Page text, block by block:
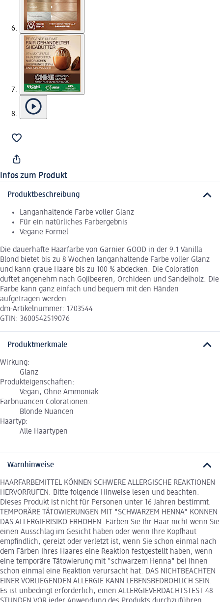
Infos zum Produkt
Produktbeschreibung
Langanhaltende Farbe voller Glanz
Für ein natürliches Farbergebnis
Vegane Formel
Die dauerhafte Haarfarbe von Garnier GOOD in der 9.1 Vanilla
Blond bietet bis zu 8 Wochen langanhaltende Farbe voller Glanz
und kann graue Haare bis zu 100 % abdecken. Die Coloration
duftet angenehm nach Gojibeeren, Orchideen und Sandelholz. Die
Farbe kann ganz einfach und bequem mit den Händen
aufgetragen werden.
dm-Artikelnummer: 1703544
GTIN: 3600542519076
Produktmerkmale
Wirkung:
Glanz
Produkteigenschaften:
Vegan, Ohne Ammoniak
Farbnuancen Colorationen:
Blonde Nuancen
Haartyp:
Alle Haartypen
Warnhinweise
HAARFARBEMITTEL KÖNNEN SCHWERE ALLERGISCHE REAKTIONEN
HERVORRUFEN. Bitte folgende Hinweise lesen und beachten.
Dieses Produkt ist nicht für Personen unter 16 Jahren bestimmt.
TEMPORÄRE TÄTOWIERUNGEN MIT "SCHWARZEM HENNA" KONNEN
DAS ALLERGIERISIKO ERHOHEN. Färben Sie Ihr Haar nicht wenn Sie
einen Ausschlag im Gesicht haben oder wenn Ihre Kopfhaut
empfindlich, gereizt oder verletzt ist, wenn Sie schon einmal nach
dem Färben Ihres Haares eine Reaktion festgestellt haben, wenn
eine temporäre Tätowierung mit "schwarzem Henna" bei Ihnen
schon einmal eine Reaktion verursacht hat. DAS NICHTBEACHTEN
EINER VORLIEGENDEN ALLERGIE KANN LEBENSBEDROHLICH SEIN.
Es ist unbedingt erforderlich, einen ALLERGIEVERDACHTSTEST 48